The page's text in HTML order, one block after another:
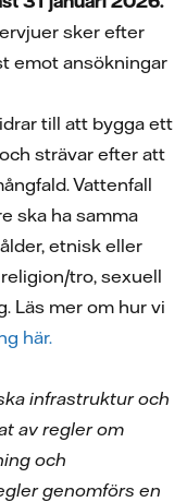
sker efter
emot ansökningar
till att bygga ett
strävar efter att
Vattenfall
ska ha samma
etnisk eller
tro, sexuell
Läs mer om hur vi
här.
infrastruktur och
av regler om
och
genomförs en